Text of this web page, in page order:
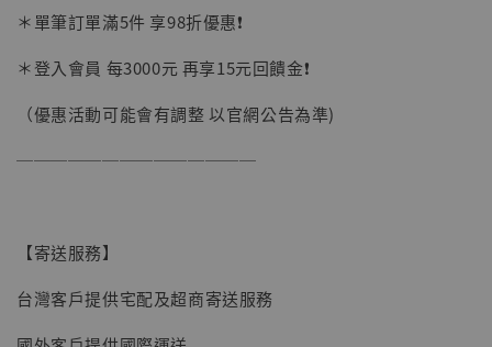
＊單筆訂單滿5件 享98折優惠❗️
＊登入會員 每3000元 再享15元回饋金❗️
（優惠活動可能會有調整 以官網公告為準)
──────────────
【寄送服務】
台灣客戶提供宅配及超商寄送服務